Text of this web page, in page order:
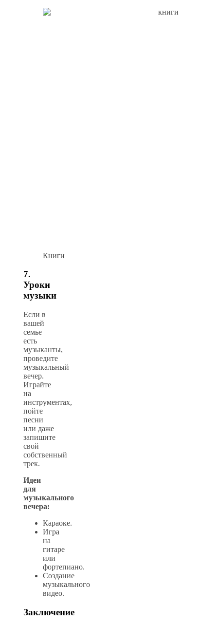
Книги
7.
Уроки
музыки
Если в
вашей
семье
есть
музыканты,
проведите
музыкальный
вечер.
Играйте
на
инструментах,
пойте
песни
или даже
запишите
свой
собственный
трек.
Идеи
для
музыкального
вечера:
Караоке.
Игра
на
гитаре
или
фортепиано.
Создание
музыкального
видео.
Заключение